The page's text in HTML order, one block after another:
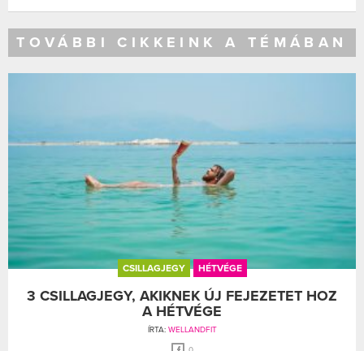
TOVÁBBI CIKKEINK A TÉMÁBAN
CSILLAGJEGY HÉTVÉGE
3 CSILLAGJEGY, AKIKNEK ÚJ FEJEZETET HOZ
A HÉTVÉGE
ÍRTA: WELLANDFIT